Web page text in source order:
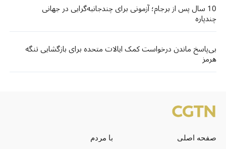
10 سال پس از برجام؛ آزمونی برای چندجانبه‌گرایی در جهانی
چندپاره
بی‌پاسخ ماندن درخواست کمک ایالات متحده برای بازگشایی تنگه
هرمز
صفحه اصلی
با مردم